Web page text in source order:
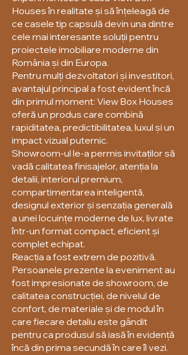
Houses în realitate și să înțeleagă de
ce casele tip capsulă devin una dintre
cele mai interesante soluții pentru
proiectele imobiliare moderne din
România și din Europa.
Pentru mulți dezvoltatori și investitori,
avantajul principal a fost evident încă
din primul moment: View Box Houses
oferă un produs care combină
rapiditatea, predictibilitatea, luxul și un
impact vizual puternic.
Showroom-ul le-a permis invitaților să
vadă calitatea finisajelor, atenția la
detalii, interiorul premium,
compartimentarea inteligentă,
designul exterior și senzația generală
a unei locuințe moderne de lux, livrate
într-un format compact, eficient și
complet echipat.
Reacția a fost extrem de pozitivă.
Persoanele prezente la eveniment au
fost impresionate de showroom, de
calitatea construcției, de nivelul de
confort, de materiale și de modul în
care fiecare detaliu este gândit
pentru ca produsul să iasă în evidență
încă din prima secundă în care îl vezi.